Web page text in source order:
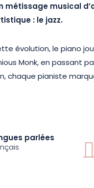
métissage musical
: le jazz.
évolution, le piano
Monk, en passant
chaque pianiste
Est, retrace cette
styles et en
le jazz à travers les
parlées